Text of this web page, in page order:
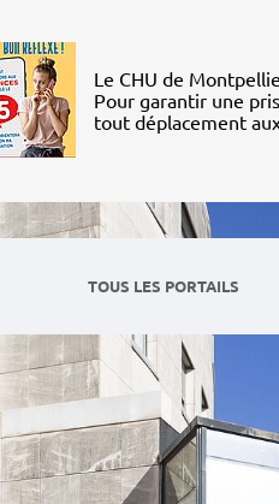
Le CHU de
Pour garantir une
tout déplacement
TOUS LES PORTAILS